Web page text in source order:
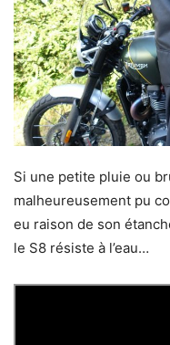
Si une petite pluie ou
malheureusement pu
eu raison de son
le S8 résiste à l’eau…